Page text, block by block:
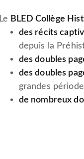
Le BLED Collège
des récits
depuis la
des doubles
des doubles
grandes
de nombreux